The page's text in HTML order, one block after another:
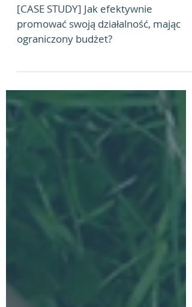
Fundacja Piękniejsze Życie
[CASE STUDY] Jak efektywnie
ograniczony budżet?